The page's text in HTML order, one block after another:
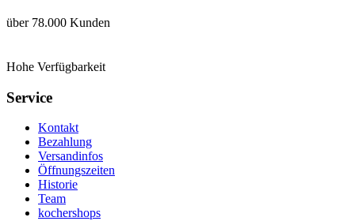
über 78.000 Kunden
Hohe Verfügbarkeit
Service
Kontakt
Bezahlung
Versandinfos
Öffnungszeiten
Historie
Team
kochershops